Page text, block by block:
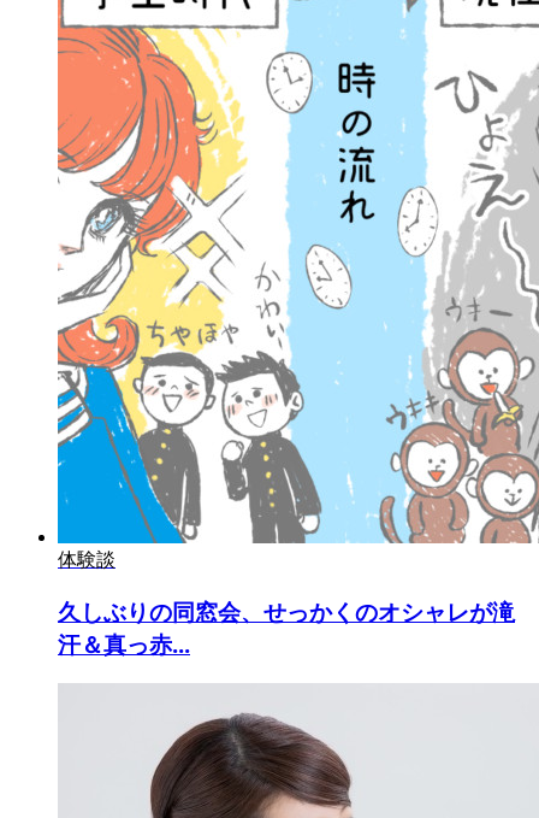
体験談
久しぶりの同窓会、せっかくのオシャレが滝
汗＆真っ赤...